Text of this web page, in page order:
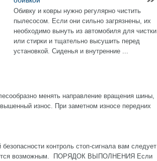
Обивку и ковры нужно регулярно чистить
пылесосом. Если они сильно загрязнены, их
необходимо вынуть из автомобиля для чистки
или стирки и тщательно высушить перед
установкой. Сиденья и внутренние ...
менять направление вращения шины,
износ. При заметном износе передних
контроль стоп-сигнала вам следует
возможным. ПОРЯДОК ВЫПОЛНЕНИЯ Если